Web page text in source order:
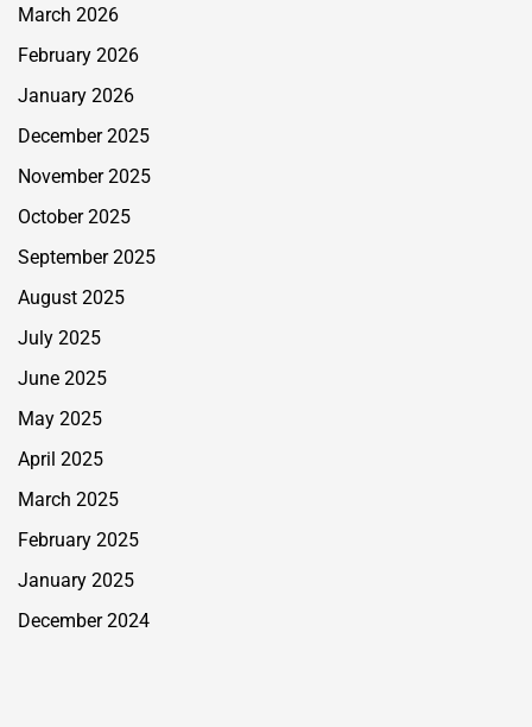
March 2026
February 2026
January 2026
December 2025
November 2025
October 2025
September 2025
August 2025
July 2025
June 2025
May 2025
April 2025
March 2025
February 2025
January 2025
December 2024